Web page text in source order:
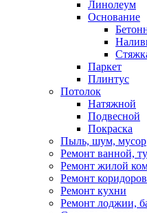
Линолеум
Основание
Паркет
Плинтус
Потолок
Натяжной
Подвесной
Покраска
Пыль, шум, мусор
Ремонт ванной,
Ремонт жилой
Ремонт коридоров
Ремонт кухни
Ремонт лоджии,